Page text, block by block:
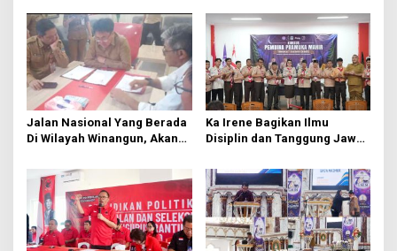
GMIM
Jalan Nasional Yang Berada
Di Wilayah Winangun, Akan
Ka Irene Bagikan Ilmu
Disiplin dan Tanggung Jawab
Manado